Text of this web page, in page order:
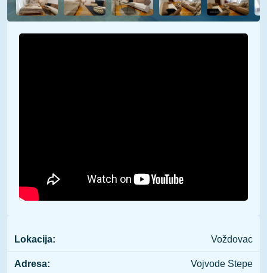
Lokacija: Voždovac
Adresa: Vojvode Stepe